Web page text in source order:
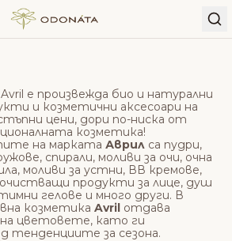
е произвежда био и натурални
и козметични аксесоари на
цени, дори по-ниска от
козметика!
на марката Аврил са пудри,
спирали, моливи за очи, очна
моливи за устни, ВВ кремове,
продукти за лице, душ
гелове и много други. В
козметика Avril отдава
на цветовете, като ги
тенденциите за сезона.